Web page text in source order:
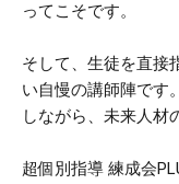
ってこそです。
そして、生徒を直接
い自慢の講師陣です
しながら、未来人材
超個別指導 練成会